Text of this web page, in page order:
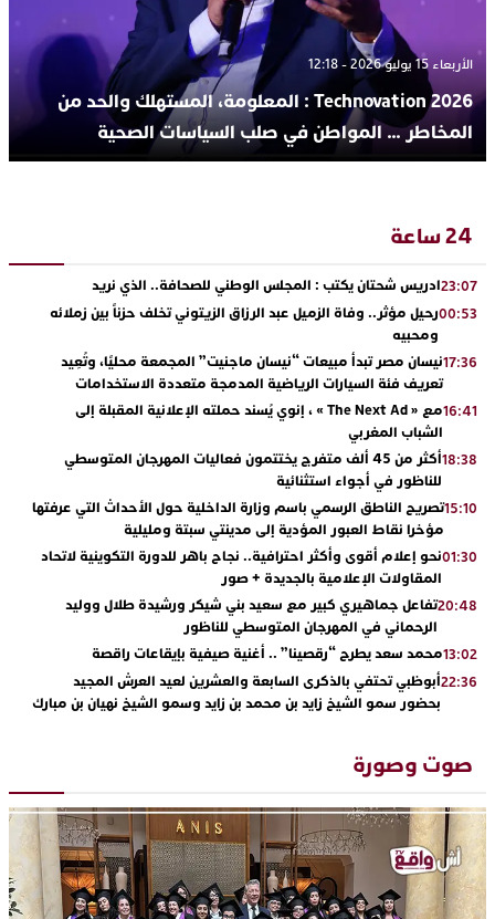
الأربعاء 15 يوليو 2026 - 12:18
Technovation 2026 : المعلومة، المستهلك والحد من
المخاطر … المواطن في صلب السياسات الصحية
24 ساعة
23:07ادريس شحتان يكتب : المجلس الوطني للصحافة.. الذي نريد
00:53رحيل مؤثر.. وفاة الزميل عبد الرزاق الزيتوني تخلف حزناً بين زملائه
ومحبيه
17:36نيسان مصر تبدأ مبيعات “نيسان ماجنيت” المجمعة محليًا، وتُعِيد
تعريف فئة السيارات الرياضية المدمجة متعددة الاستخدامات
16:41
مع « The Next Ad » ، إنوي يُسند حملته الإعلانية المقبلة إلى
الشباب المغربي
18:38
أكثر من 45 ألف متفرج يختتمون فعاليات المهرجان المتوسطي
للناظور في أجواء استثنائية
15:10تصريح الناطق الرسمي باسم وزارة الداخلية حول الأحداث التي عرفتها
مؤخرا نقاط العبور المؤدية إلى مدينتي سبتة ومليلية
01:30نحو إعلام أقوى وأكثر احترافية.. نجاح باهر للدورة التكوينية لاتحاد
المقاولات الإعلامية بالجديدة + صور
20:48تفاعل جماهيري كبير مع سعيد بني شيكر ورشيدة طلال ووليد
الرحماني في المهرجان المتوسطي للناظور
13:02محمد سعد يطرح “رقصينا” .. أغنية صيفية بإيقاعات راقصة
22:36أبوظبي تحتفي بالذكرى السابعة والعشرين لعيد العرش المجيد
بحضور سمو الشيخ زايد بن محمد بن زايد وسمو الشيخ نهيان بن مبارك
“كوفرة فالغيس”
19:11يقظة أمنية تنهي كابوس الفتاة القاصر: كواليس مثيرة لعملية تحرير
17:27 اتحاد المقاولات الإعلامية يقود قاطرة التكوين بالجديدة ويستضيف
الإعلامي سعيد بلفقير في دورة استثنائية
23:18ترسيخا لثقافة ترشيد الموارد المائية.. اختتام فعاليات النسخة الثانية
من “القرية الذكية للماء” بمركز الاصطياف ببوزنيقة
صوت وصورة